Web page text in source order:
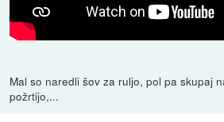
Mal so naredli šov za ruljo, pol pa skupaj
požrtijo,...